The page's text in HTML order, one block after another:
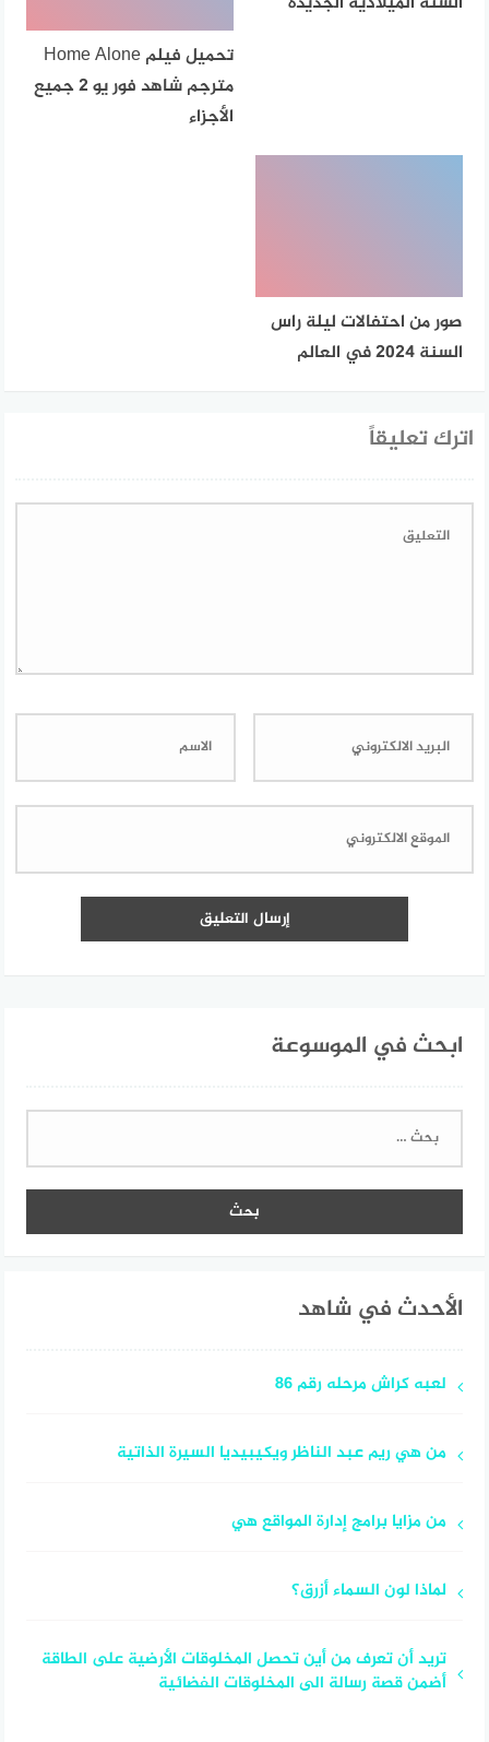
تحميل فيلم Home Alone
مترجم شاهد فور يو 2 جميع
الأجزاء
صور من احتفالات ليلة راس
السنة 2024 في العالم
اترك تعليقاً
ابحث في الموسوعة
البحث
الأحدث في شاهد
لعبه كراش مرحله رقم 86
من هي ريم عبد الناظر ويكيبيديا السيرة الذاتية
من مزايا برامج إدارة المواقع هي
لماذا لون السماء أزرق؟
تريد أن تعرف من أين تحصل المخلوقات الأرضية على الطاقة
أضمن قصة رسالة الى المخلوقات الفضائية